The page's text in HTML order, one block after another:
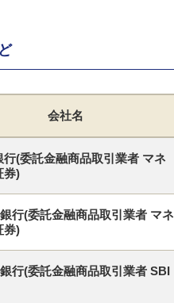
会社名
行(委託金融商品取引業者 マネ
券)
行(委託金融商品取引業者 マネ
券)
行(委託金融商品取引業者 SBI